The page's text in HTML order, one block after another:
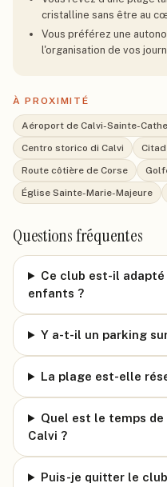
cristalline sans être au
Vous préférez une
l'organisation de vos
À PROXIMITÉ
Aéroport de Calvi-Sainte-
Centro storico di Calvi
Route côtière de Corse
Église Sainte-Marie-Majeure
Questions fréquentes
Ce club est-il
enfants ?
Y a-t-il un parking
La plage est-elle
Quel est le temps
Calvi ?
Puis-je quitter le